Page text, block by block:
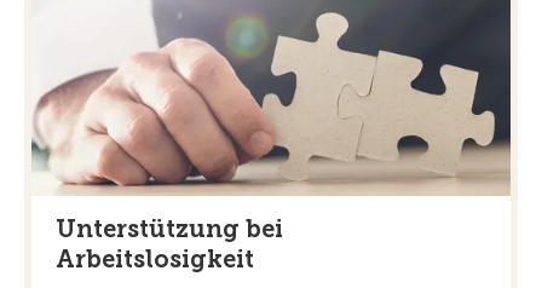
Unterstützung bei
Arbeitslosigkeit